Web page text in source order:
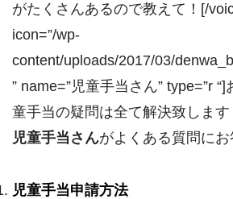
がたくさんあるので教えて！[/
icon=”/wp-
content/uploads/2017/03/
” name=”児童手当さん” type=”r
童手当の疑問は全て解決致します
児童手当さんがよくある質問にお
児童手当申請方法